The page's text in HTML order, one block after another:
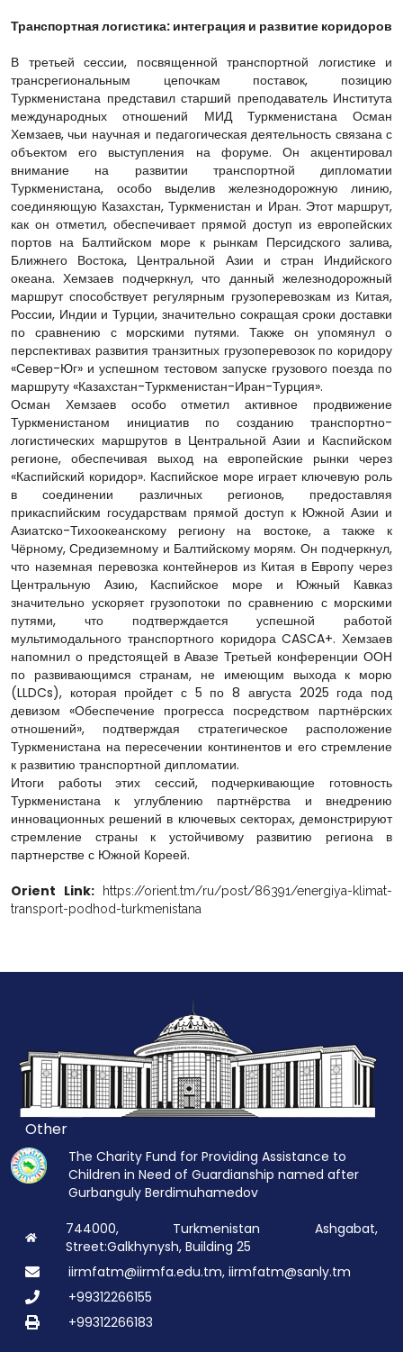
Транспортная логистика: интеграция и развитие коридоров
В третьей сессии, посвященной транспортной логистике и
трансрегиональным цепочкам поставок, позицию
Туркменистана представил старший преподаватель Института
международных отношений МИД Туркменистана Осман
Хемзаев, чьи научная и педагогическая деятельность связана с
объектом его выступления на форуме. Он акцентировал
внимание на развитии транспортной дипломатии
Туркменистана, особо выделив железнодорожную линию,
соединяющую Казахстан, Туркменистан и Иран. Этот маршрут,
как он отметил, обеспечивает прямой доступ из европейских
портов на Балтийском море к рынкам Персидского залива,
Ближнего Востока, Центральной Азии и стран Индийского
океана. Хемзаев подчеркнул, что данный железнодорожный
маршрут способствует регулярным грузоперевозкам из Китая,
России, Индии и Турции, значительно сокращая сроки доставки
по сравнению с морскими путями. Также он упомянул о
перспективах развития транзитных грузоперевозок по коридору
«Север-Юг» и успешном тестовом запуске грузового поезда по
маршруту «Казахстан-Туркменистан-Иран-Турция».
Осман Хемзаев особо отметил активное продвижение
Туркменистаном инициатив по созданию транспортно-
логистических маршрутов в Центральной Азии и Каспийском
регионе, обеспечивая выход на европейские рынки через
«Каспийский коридор». Каспийское море играет ключевую роль
в соединении различных регионов, предоставляя
прикаспийским государствам прямой доступ к Южной Азии и
Азиатско-Тихоокеанскому региону на востоке, а также к
Чёрному, Средиземному и Балтийскому морям. Он подчеркнул,
что наземная перевозка контейнеров из Китая в Европу через
Центральную Азию, Каспийское море и Южный Кавказ
значительно ускоряет грузопотоки по сравнению с морскими
путями, что подтверждается успешной работой
мультимодального транспортного коридора CASCA+. Хемзаев
напомнил о предстоящей в Авазе Третьей конференции ООН
по развивающимся странам, не имеющим выхода к морю
(LLDCs), которая пройдет с 5 по 8 августа 2025 года под
девизом «Обеспечение прогресса посредством партнёрских
отношений», подтверждая стратегическое расположение
Туркменистана на пересечении континентов и его стремление
к развитию транспортной дипломатии.
Итоги работы этих сессий, подчеркивающие готовность
Туркменистана к углублению партнёрства и внедрению
инновационных решений в ключевых секторах, демонстрируют
стремление страны к устойчивому развитию региона в
партнерстве с Южной Кореей.
Orient Link:
https://orient.tm/ru/post/86391/energiya-klimat-
transport-podhod-turkmenistana
Other
The Charity Fund for Providing Assistance to
Children in Need of Guardianship named after
Gurbanguly Berdimuhamedov
744000, Turkmenistan Ashgabat,
Street:Galkhynysh, Building 25
iirmfatm@iirmfa.edu.tm, iirmfatm@sanly.tm
+99312266155
+99312266183